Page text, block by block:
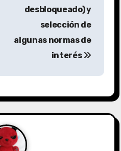
desbloqueado) y
selección de
algunas normas de
interés